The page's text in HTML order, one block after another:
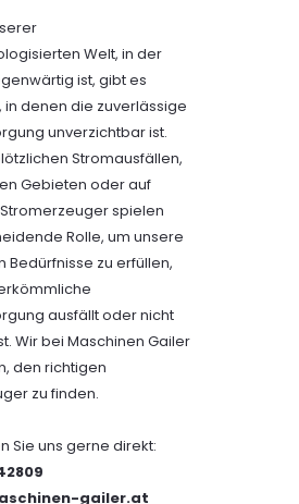
Welt, in der
ist, gibt es
in denen die zuverlässige
unverzichtbar ist.
Stromausfällen,
Gebieten oder auf
spielen
Rolle, um unsere
Bedürfnisse zu erfüllen,
ausfällt oder nicht
Wir bei Maschinen Gailer
den richtigen
zu finden.
Sie uns gerne direkt:
gailer.at